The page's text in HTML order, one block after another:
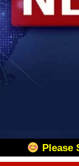
Please